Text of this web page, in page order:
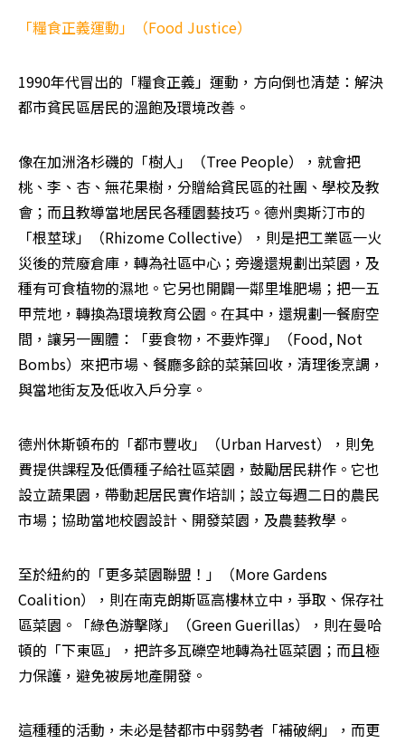
「糧食正義運動」（Food Justice）
1990年代冒出的「糧食正義」運動，方向倒也清楚：解決
都市貧民區居民的溫飽及環境改善。
像在加洲洛杉磯的「樹人」（Tree People），就會把
桃、李、杏、無花果樹，分贈給貧民區的社團、學校及教
會；而且教導當地居民各種園藝技巧。德州奧斯汀市的
「根莖球」（Rhizome Collective），則是把工業區一火
災後的荒廢倉庫，轉為社區中心；旁邊還規劃出菜園，及
種有可食植物的濕地。它另也開闢一鄰里堆肥場；把一五
甲荒地，轉換為環境教育公園。在其中，還規劃一餐廚空
間，讓另一團體：「要食物，不要炸彈」（Food, Not
Bombs）來把市場、餐廳多餘的菜葉回收，清理後烹調，
與當地街友及低收入戶分享。
德州休斯頓布的「都市豐收」（Urban Harvest），則免
費提供課程及低價種子給社區菜園，鼓勵居民耕作。它也
設立蔬果園，帶動起居民實作培訓；設立每週二日的農民
市場；協助當地校園設計、開發菜園，及農藝教學。
至於紐約的「更多菜園聯盟！」（More Gardens
Coalition），則在南克朗斯區高樓林立中，爭取、保存社
區菜園。「綠色游擊隊」（Green Guerillas），則在曼哈
頓的「下東區」，把許多瓦礫空地轉為社區菜園；而且極
力保護，避免被房地產開發。
這種種的活動，未必是替都市中弱勢者「補破網」，而更